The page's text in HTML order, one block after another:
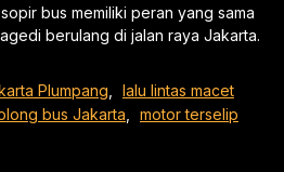
bus memiliki peran yang sama
berulang di jalan raya Jakarta.
Plumpang
lalu lintas macet
bus Jakarta
motor terselip